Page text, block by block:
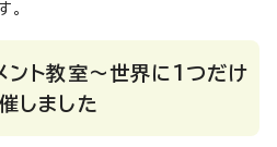
。
ント教室～世界に1つだけ
しました